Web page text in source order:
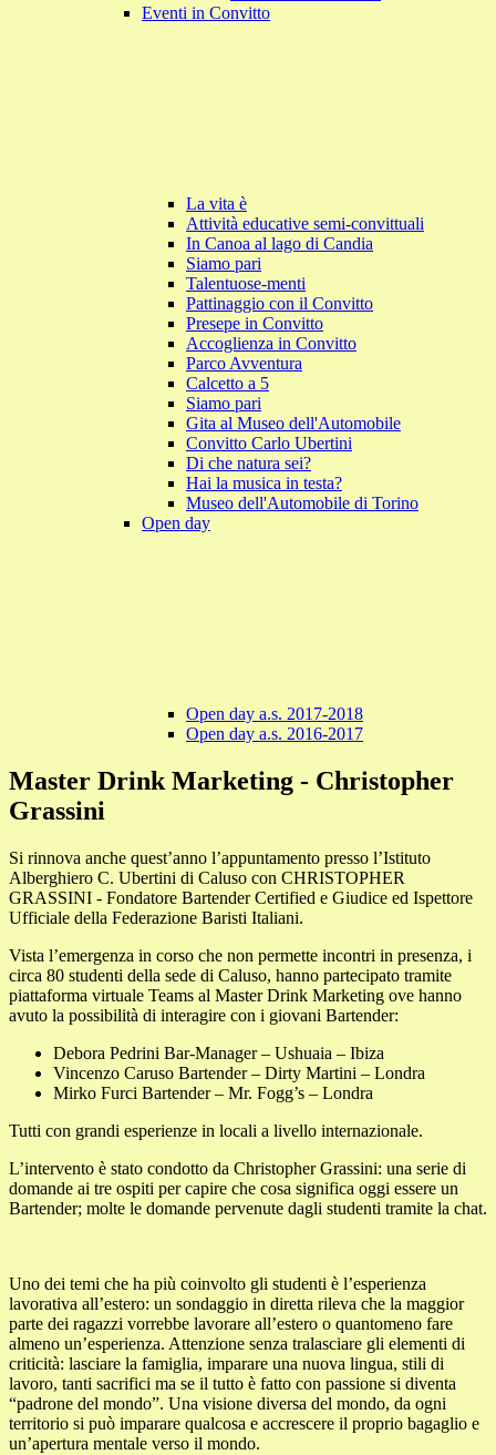
Eventi in Convitto
La vita è
Attività educative semi-convittuali
In Canoa al lago di Candia
Siamo pari
Talentuose-menti
Pattinaggio con il Convitto
Presepe in Convitto
Accoglienza in Convitto
Parco Avventura
Calcetto a 5
Siamo pari
Gita al Museo dell'Automobile
Convitto Carlo Ubertini
Di che natura sei?
Hai la musica in testa?
Museo dell'Automobile di Torino
Open day
Open day a.s. 2017-2018
Open day a.s. 2016-2017
Master Drink Marketing - Christopher
Grassini
Si rinnova anche quest’anno l’appuntamento presso l’Istituto
Alberghiero C. Ubertini di Caluso con CHRISTOPHER
GRASSINI - Fondatore Bartender Certified e Giudice ed Ispettore
Ufficiale della Federazione Baristi Italiani.
Vista l’emergenza in corso che non permette incontri in presenza, i
circa 80 studenti della sede di Caluso, hanno partecipato tramite
piattaforma virtuale Teams al Master Drink Marketing ove hanno
avuto la possibilità di interagire con i giovani Bartender:
Debora Pedrini Bar-Manager – Ushuaia – Ibiza
Vincenzo Caruso Bartender – Dirty Martini – Londra
Mirko Furci Bartender – Mr. Fogg’s – Londra
Tutti con grandi esperienze in locali a livello internazionale.
L’intervento è stato condotto da Christopher Grassini: una serie di
domande ai tre ospiti per capire che cosa significa oggi essere un
Bartender; molte le domande pervenute dagli studenti tramite la chat.
Uno dei temi che ha più coinvolto gli studenti è l’esperienza
lavorativa all’estero: un sondaggio in diretta rileva che la maggior
parte dei ragazzi vorrebbe lavorare all’estero o quantomeno fare
almeno un’esperienza. Attenzione senza tralasciare gli elementi di
criticità: lasciare la famiglia, imparare una nuova lingua, stili di
lavoro, tanti sacrifici ma se il tutto è fatto con passione si diventa
“padrone del mondo”. Una visione diversa del mondo, da ogni
territorio si può imparare qualcosa e accrescere il proprio bagaglio e
un’apertura mentale verso il mondo.